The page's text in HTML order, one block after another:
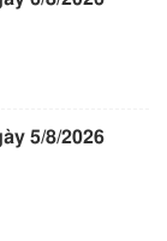
5/8/2026